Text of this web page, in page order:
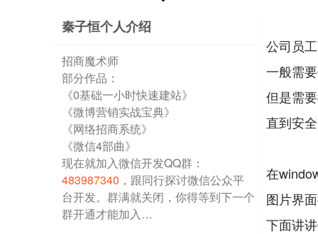
秦子恒个人介绍
招商魔术师
部分作品：
《0基础一小时快速建站》
《微博营销实战宝典》
《网络招商系统》
《微信4部曲》
现在就加入微信开发QQ群：
483987340 ，跟同行探讨微信公众平
台开发。群满就关闭，你得等到下一个
群开通才能加入…
公司员
一般需
但是需
直到安
在
图片界
下面讲